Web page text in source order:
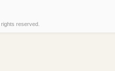
rights reserved.